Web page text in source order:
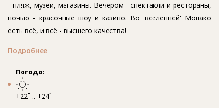
- пляж, музеи, магазины. Вечером - спектакли и рестораны,
ночью - красочные шоу и казино. Во 'вселенной' Монако
есть всё, и всё - высшего качества!
Подробнее
Погода:
+22˚ .. +24˚